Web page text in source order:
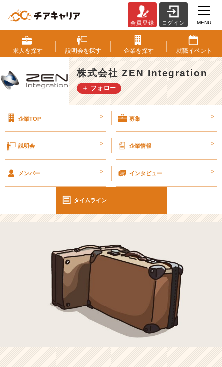
リ
ー
ソ
フ
ト
「T
T
m」
2
6
2
7
卒
【株
会
社
Z
会員登録 ログイン MENU
求人を探す 説明会を探す 企業を探す 就職イベント
株式会社 ZEN Integration
＋ フォロー
企業TOP > 募集 >
説明会 > 企業情報 >
メンバー > インタビュー >
タイムライン